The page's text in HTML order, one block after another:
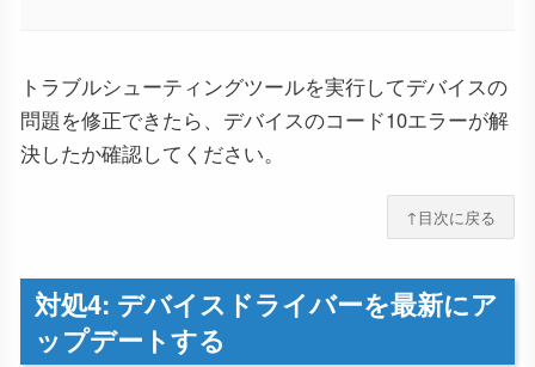
トラブルシューティングツールを実行してデバイスの
問題を修正できたら、デバイスのコード10エラーが解
決したか確認してください。
↑目次に戻る
対処4: デバイスドライバーを最新にア
ップデートする